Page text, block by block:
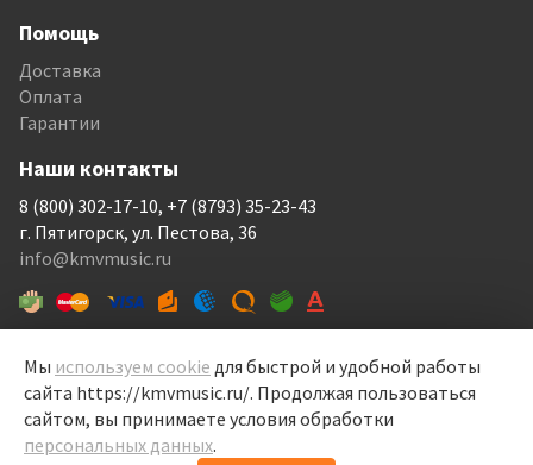
Помощь
Доставка
Оплата
Гарантии
Наши контакты
8 (800) 302-17-10, +7 (8793) 35-23-43
г. Пятигорск, ул. Пестова, 36
info@kmvmusic.ru
КМВ Мьюзик © 1999-2026
Перелицовка сайта —Рекламный контент, 2022
Мы используем cookie для быстрой и удобной работы
сайта https://kmvmusic.ru/. Продолжая пользоваться
сайтом, вы принимаете условия обработки
персональных данных.